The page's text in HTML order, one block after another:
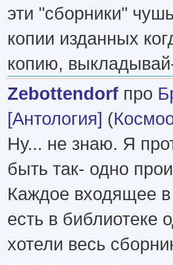
эти "сборники"
копии изданных
копию,
Zebottendorf про
[Антология] (
Ну... не знаю. Я
быть так- одно
Каждое входящее
есть в
хотели весь